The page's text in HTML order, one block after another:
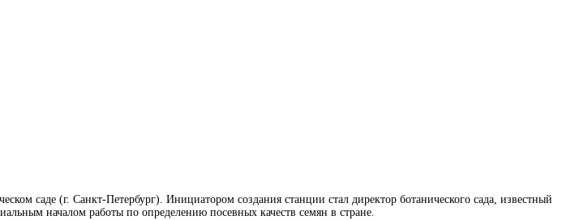
саде (г. Санкт-Петербург). Инициатором создания станции стал директор ботанического сада, известный
началом работы по определению посевных качеств семян в стране.